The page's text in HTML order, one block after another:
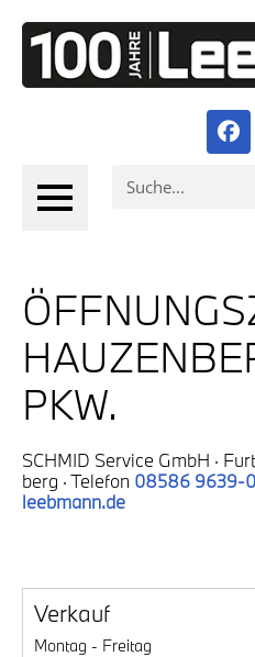
PKW.
SCHMID Ser­vice GmbH ·
berg · Tele­fon 08586 9639-0
leebmann.de
Ver­kauf
Mon­tag - Frei­tag